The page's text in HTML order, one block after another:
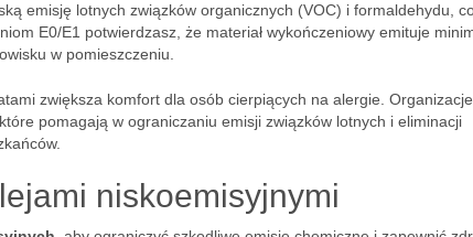
emisję lotnych związków organicznych (VOC) i formaldehydu,
E0/E1 potwierdzasz, że materiał wykończeniowy emituje
w pomieszczeniu.
zwiększa komfort dla osób cierpiących na alergie.
pomagają w ograniczaniu emisji związków lotnych i eliminacji
niskoemisyjnymi